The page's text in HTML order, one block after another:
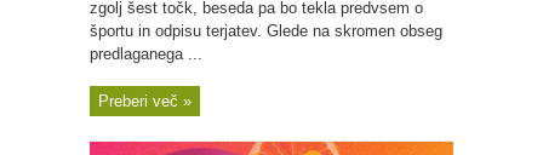
zgolj šest točk, beseda pa bo tekla predvsem o
športu in odpisu terjatev. Glede na skromen obseg
predlaganega ...
Preberi več »